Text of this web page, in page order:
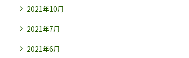
2021年10月
2021年7月
2021年6月